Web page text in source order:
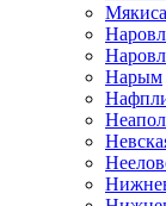
Нарым